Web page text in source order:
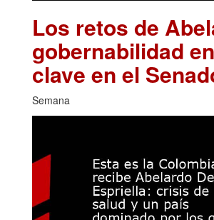
Los retos de
gobernabilidad
clave en el
Semana